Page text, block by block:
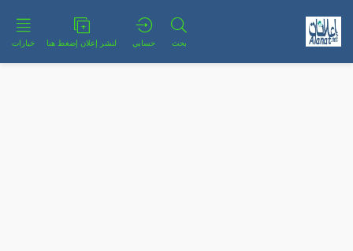
بحث حسابي لنشر إعلان إضغط هنا خيارات